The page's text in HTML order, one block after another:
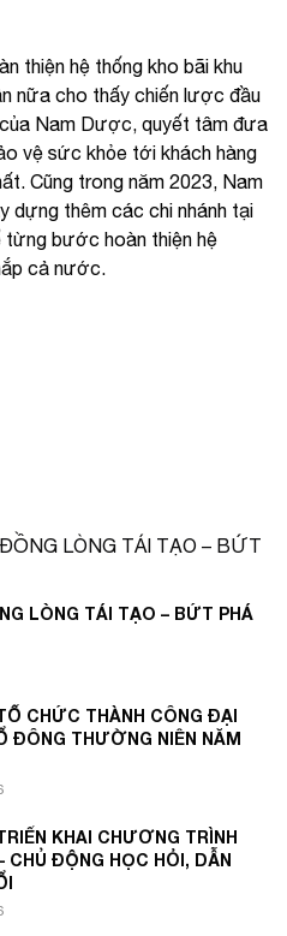
thiện hệ thống kho bãi khu
nữa cho thấy chiến lược đầu
Nam Dược, quyết tâm đưa
vệ sức khỏe tới khách hàng
Cũng trong năm 2023, Nam
dựng thêm các chi nhánh tại
từng bước hoàn thiện hệ
cả nước.
LÒNG TÁI TẠO – BỨT PHÁ
CHỨC THÀNH CÔNG ĐẠI
ĐÔNG THƯỜNG NIÊN NĂM
KHAI CHƯƠNG TRÌNH
CHỦ ĐỘNG HỌC HỎI, DẪN